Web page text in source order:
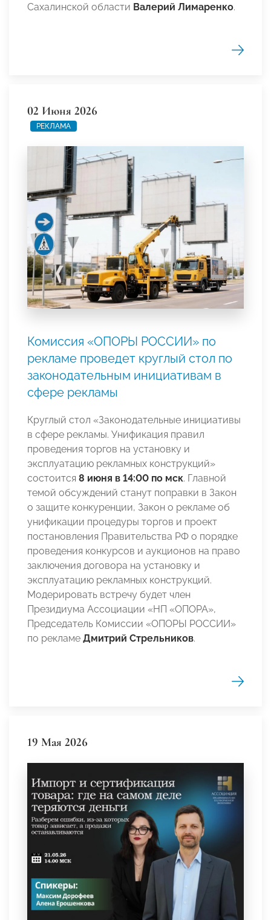
Сахалинской области Валерий Лимаренко.
02 Июня 2026
РЕКЛАМА
Комиссия «ОПОРЫ РОССИИ» по
рекламе проведет круглый стол по
законодательным инициативам в
сфере рекламы
Круглый стол «Законодательные инициативы
в сфере рекламы. Унификация правил
проведения торгов на установку и
эксплуатацию рекламных конструкций»
состоится 8 июня в 14:00 по мск. Главной
темой обсуждений станут поправки в Закон
о защите конкуренции, Закон о рекламе об
унификации процедуры торгов и проект
постановления Правительства РФ о порядке
проведения конкурсов и аукционов на право
заключения договора на установку и
эксплуатацию рекламных конструкций.
Модерировать встречу будет член
Президиума Ассоциации «НП «ОПОРА»,
Председатель Комиссии «ОПОРЫ РОССИИ»
по рекламе Дмитрий Стрельников.
19 Мая 2026